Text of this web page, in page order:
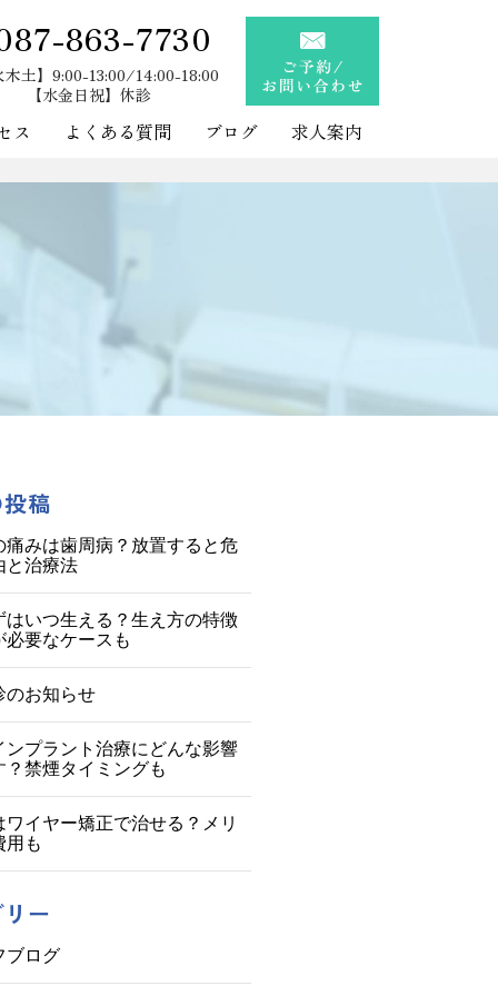
863-7730
木土】9:00-13:00/14:00-18:00
【水金日祝】休診
ス よくある質問 ブログ 求人案内
稿
痛みは歯周病？放置すると危
と治療法
はいつ生える？生え方の特徴
必要なケースも
のお知らせ
ンプラント治療にどんな影響
？禁煙タイミングも
ワイヤー矯正で治せる？メリ
用も
ー
ブログ